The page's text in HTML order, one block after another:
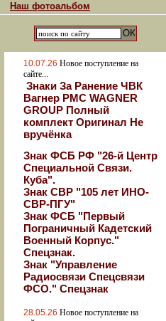
Наш фотоальбом
10.07.26 Новое поступление на
сайте...
Знаки За Ранение ЧВК
Вагнер РМС WAGNER
GROUP Полный
комплект Оригинал Не
вручёнка
Знак ФСБ РФ "26-й Центр
Специальной Связи.
Куба".
Знак СВР "105 лет ИНО-
СВР-ПГУ"
Знак ФСБ "Первый
Пограничный Кадетский
Военный Корпус."
Спецзнак.
Знак "Управление
Радиосвязи Спецсвязи
ФСО." Спецзнак
28.05.26 Новое поступление на